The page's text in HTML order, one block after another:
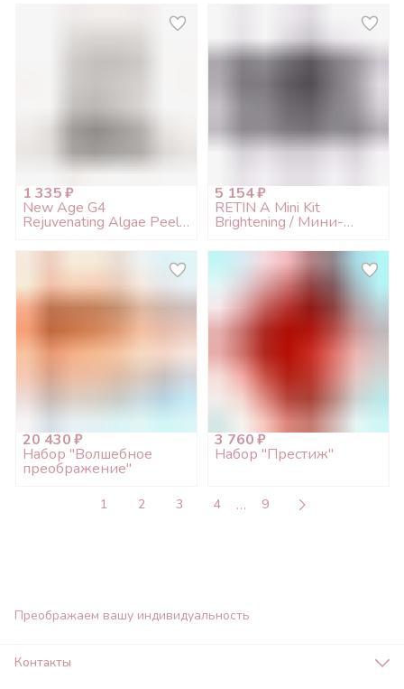
коктейль, 5 мл
1 335 ₽
New Age G4
Rejuvenating Algae Peel
альгинатная, 30гр
5 154 ₽
RETIN A Mini Kit
Brightening / Мини-
20 430 ₽
Набор "Волшебное
преображение"
3 760 ₽
Набор "Престиж"
1 2 3 4 … 9
Преображаем вашу индивидуальность
Контакты